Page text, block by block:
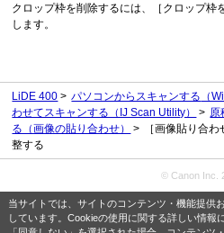
当サイトでは、サイトのコンテンツ・機能提供
しています。Cookieの使用に関する詳しい情報
クロップ枠を削除するには、［ クロップ枠
します。
LiDE 400 パソコンからスキャンする （
わせてスキャンする（IJ Scan Utility）
原
る（画像の貼り合わせ）
［画像貼り合
整する
© Canon Inc.